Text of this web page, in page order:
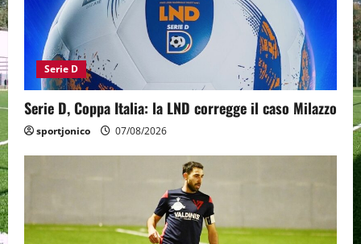
Serie D
Serie D, Coppa Italia: la LND corregge il caso Milazzo
sportjonico 07/08/2026